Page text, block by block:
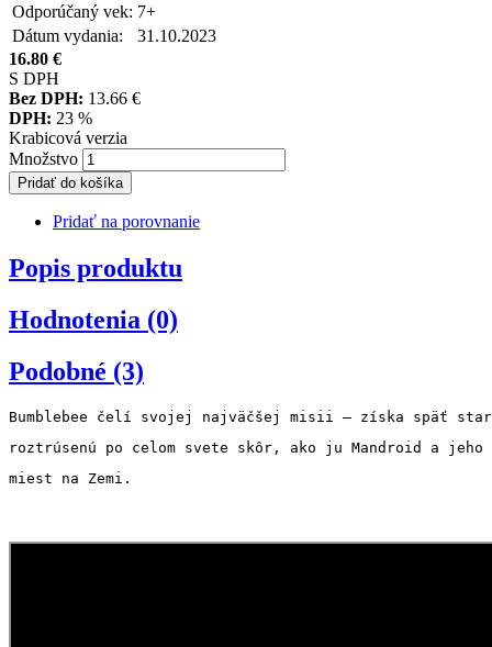
Odporúčaný vek: 7+
Dátum vydania:
31.10.2023
16.80 €
S DPH
Bez DPH: 13.66 €
DPH: 23 %
Krabicová verzia
Množstvo
Pridať do košíka
Pridať na porovnanie
Popis produktu
Hodnotenia (0)
Podobné (3)
Bumblebee čelí svojej najväčšej misii – získa späť
roztrúsenú po celom svete skôr, ako ju Mandroid a
miest na Zemi.